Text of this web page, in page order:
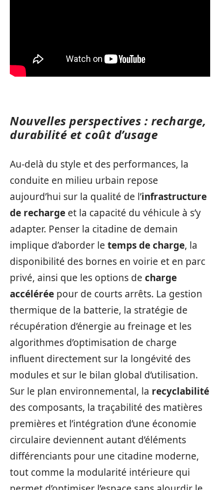
Nouvelles perspectives : recharge,
durabilité et coût d’usage
Au-delà du style et des performances, la
conduite en milieu urbain repose
aujourd’hui sur la qualité de l’infrastructure
de recharge et la capacité du véhicule à s’y
adapter. Penser la citadine de demain
implique d’aborder le temps de charge, la
disponibilité des bornes en voirie et en parc
privé, ainsi que les options de charge
accélérée pour de courts arrêts. La gestion
thermique de la batterie, la stratégie de
récupération d’énergie au freinage et les
algorithmes d’optimisation de charge
influent directement sur la longévité des
modules et sur le bilan global d’utilisation.
Sur le plan environnemental, la recyclabilité
des composants, la traçabilité des matières
premières et l’intégration d’une économie
circulaire deviennent autant d’éléments
différenciants pour une citadine moderne,
tout comme la modularité intérieure qui